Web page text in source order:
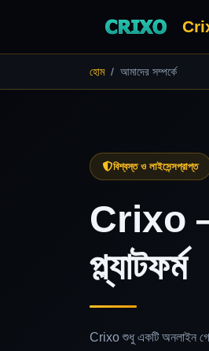
হোম আমাদের সম্পর্কে
বিশ্বস্ত ও লাইসেন্সপ্রাপ্ত
Crixo —
প্ল্যাটফর্ম
Crixo শুধু একটি অনলাইন